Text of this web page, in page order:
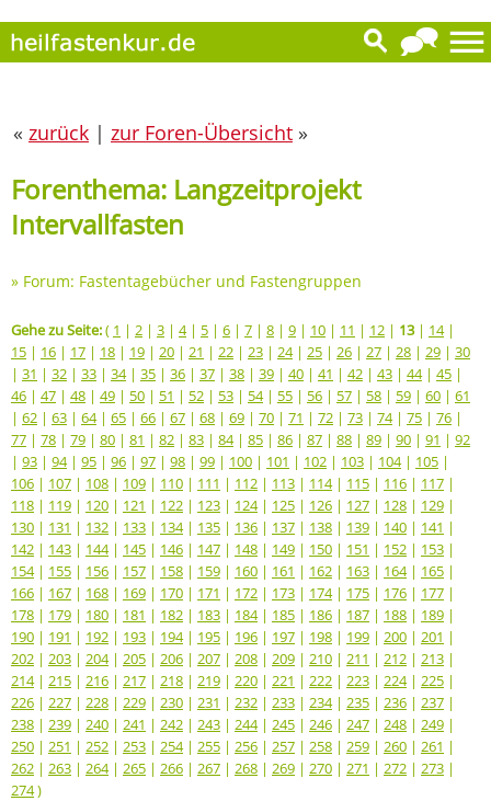
« zurück | zur Foren-Übersicht »
Forenthema: Langzeitprojekt
Intervallfasten
» Forum: Fastentagebücher und Fastengruppen
Gehe zu Seite:( 1 | 2 | 3 | 4| 5 | 6 | 7 | 8 | 9 | 10 | 11 | 12 | 13| 14|
15 | 16 | 17 | 18 | 19 | 20 | 21 | 22 | 23 | 24| 25 | 26 | 27 | 28 | 29 | 30
| 31 | 32 | 33 | 34| 35 | 36 | 37 | 38 | 39 | 40 | 41 | 42 | 43 | 44| 45 |
46 | 47 | 48 | 49 | 50 | 51 | 52 | 53 | 54| 55 | 56 | 57 | 58 | 59 | 60 | 61
| 62 | 63 | 64| 65 | 66 | 67 | 68 | 69 | 70 | 71 | 72 | 73 | 74| 75 | 76 |
77 | 78 | 79 | 80 | 81 | 82 | 83 | 84| 85 | 86 | 87 | 88 | 89 | 90 | 91 | 92
| 93 | 94| 95 | 96 | 97 | 98 | 99 | 100 | 101 | 102 | 103 | 104| 105 |
106 | 107 | 108 | 109 | 110 | 111 | 112 | 113 | 114| 115 | 116 | 117 |
118 | 119 | 120 | 121 | 122 | 123 | 124| 125 | 126 | 127 | 128 | 129 |
130 | 131 | 132 | 133 | 134| 135 | 136 | 137 | 138 | 139 | 140 | 141 |
142 | 143 | 144| 145 | 146 | 147 | 148 | 149 | 150 | 151 | 152 | 153 |
154| 155 | 156 | 157 | 158 | 159 | 160 | 161 | 162 | 163 | 164| 165 |
166 | 167 | 168 | 169 | 170 | 171 | 172 | 173 | 174| 175 | 176 | 177 |
178 | 179 | 180 | 181 | 182 | 183 | 184| 185 | 186 | 187 | 188 | 189 |
190 | 191 | 192 | 193 | 194| 195 | 196 | 197 | 198 | 199 | 200 | 201 |
202 | 203 | 204| 205 | 206 | 207 | 208 | 209 | 210 | 211 | 212 | 213 |
214| 215 | 216 | 217 | 218 | 219 | 220 | 221 | 222 | 223 | 224| 225 |
226 | 227 | 228 | 229 | 230 | 231 | 232 | 233 | 234| 235 | 236 | 237 |
238 | 239 | 240 | 241 | 242 | 243 | 244| 245 | 246 | 247 | 248 | 249 |
250 | 251 | 252 | 253 | 254| 255 | 256 | 257 | 258 | 259 | 260 | 261 |
262 | 263 | 264| 265 | 266 | 267 | 268 | 269 | 270 | 271 | 272 | 273 |
274)